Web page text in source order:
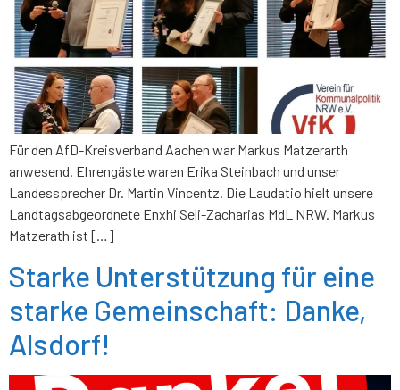
Für den AfD-Kreisverband Aachen war Markus Matzerarth
anwesend. Ehrengäste waren Erika Steinbach und unser
Landessprecher Dr. Martin Vincentz. Die Laudatio hielt unsere
Landtagsabgeordnete Enxhi Seli-Zacharias MdL NRW. Markus
Matzerath ist […]
Starke Unterstützung für eine
starke Gemeinschaft: Danke,
Alsdorf!